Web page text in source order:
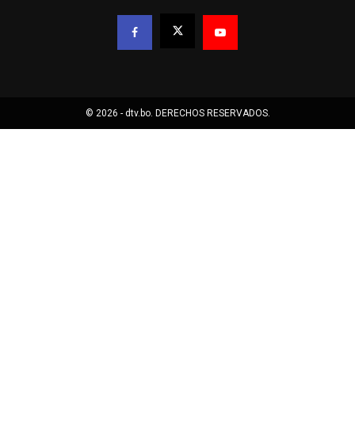
© 2026 - dtv.bo. DERECHOS RESERVADOS.